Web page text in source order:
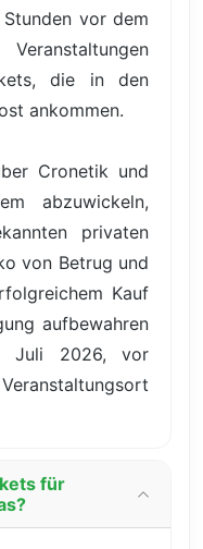
vor dem
die in den
ankommen.
Cronetik und
abzuwickeln,
privaten
von Betrug und
Kauf
aufbewahren
Juli 2026, vor
für